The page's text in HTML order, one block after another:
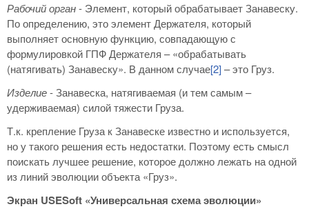
Рабочий орган- Элемент, который обрабатывает Занавеску.
По определению, это элемент Держателя, который
выполняет основную функцию, совпадающую с
формулировкой ГПФ Держателя – «обрабатывать
(натягивать) Занавеску». В данном случае[2]– это Груз.
Изделие- Занавеска, натягиваемая (и тем самым –
удерживаемая) силой тяжести Груза.
Т.к. крепление Груза к Занавеске известно и используется,
но у такого решения есть недостатки. Поэтому есть смысл
поискать лучшее решение, которое должно лежать на одной
из линий эволюции объекта «Груз».
Экран USESoft «Универсальная схема эволюции»